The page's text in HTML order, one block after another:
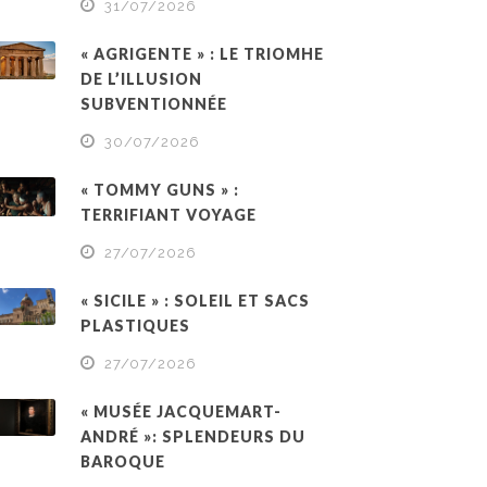
31/07/2026
« AGRIGENTE » : LE TRIOMHE
DE L’ILLUSION
SUBVENTIONNÉE
30/07/2026
« TOMMY GUNS » :
TERRIFIANT VOYAGE
27/07/2026
« SICILE » : SOLEIL ET SACS
PLASTIQUES
27/07/2026
« MUSÉE JACQUEMART-
ANDRÉ »: SPLENDEURS DU
BAROQUE